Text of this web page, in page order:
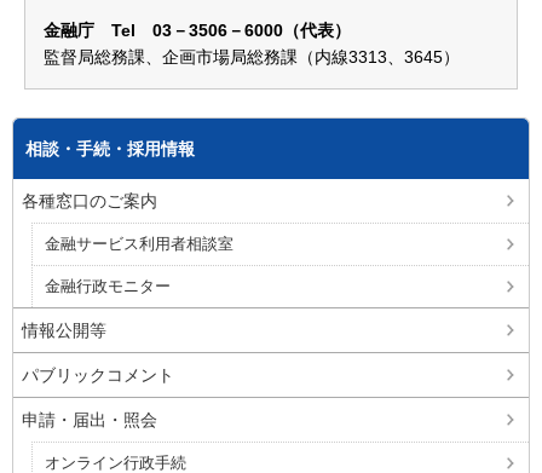
金融庁 Tel 03－3506－6000（代表）
監督局総務課、企画市場局総務課（内線3313、3645）
相談・手続・採用情報
各種窓口のご案内
金融サービス利用者相談室
金融行政モニター
情報公開等
パブリックコメント
申請・届出・照会
オンライン行政手続